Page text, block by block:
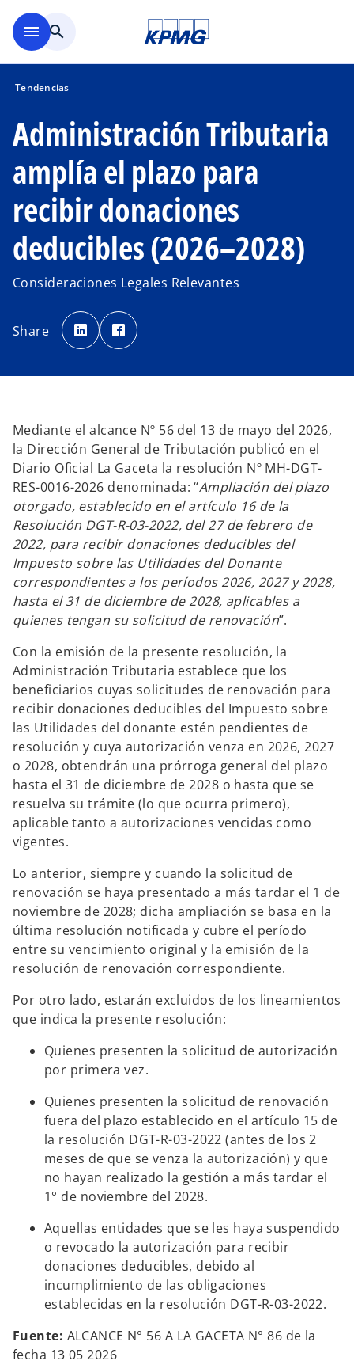
menu search
Tendencias
Administración Tributaria
amplía el plazo para
recibir donaciones
deducibles (2026–2028)
Consideraciones Legales Relevantes
Share e
a
b
e
s
t
a
ñ
a
n
u
e
v
a
e
a
e
s
t
a
ñ
a
n
u
e
v
a
Mediante el alcance Nº 56 del 13 de mayo del 2026,
la Dirección General de Tributación publicó en el
Diario Oficial La Gaceta la resolución Nº MH-DGT-
RES-0016-2026 denominada: “Ampliación del plazo
otorgado, establecido en el artículo 16 de la
Resolución DGT-R-03-2022, del 27 de febrero de
2022, para recibir donaciones deducibles del
Impuesto sobre las Utilidades del Donante
correspondientes a los períodos 2026, 2027 y 2028,
hasta el 31 de diciembre de 2028, aplicables a
quienes tengan su solicitud de renovación”.
Con la emisión de la presente resolución, la
Administración Tributaria establece que los
beneficiarios cuyas solicitudes de renovación para
recibir donaciones deducibles del Impuesto sobre
las Utilidades del donante estén pendientes de
resolución y cuya autorización venza en 2026, 2027
o 2028, obtendrán una prórroga general del plazo
hasta el 31 de diciembre de 2028 o hasta que se
resuelva su trámite (lo que ocurra primero),
aplicable tanto a autorizaciones vencidas como
vigentes.
Lo anterior, siempre y cuando la solicitud de
renovación se haya presentado a más tardar el 1 de
noviembre de 2028; dicha ampliación se basa en la
última resolución notificada y cubre el período
entre su vencimiento original y la emisión de la
resolución de renovación correspondiente.
Por otro lado, estarán excluidos de los lineamientos
que indica la presente resolución:
Quienes presenten la solicitud de autorización
por primera vez.
Quienes presenten la solicitud de renovación
fuera del plazo establecido en el artículo 15 de
la resolución DGT-R-03-2022 (antes de los 2
meses de que se venza la autorización) y que
no hayan realizado la gestión a más tardar el
1° de noviembre del 2028.
Aquellas entidades que se les haya suspendido
o revocado la autorización para recibir
donaciones deducibles, debido al
incumplimiento de las obligaciones
establecidas en la resolución DGT-R-03-2022.
Fuente: ALCANCE N° 56 A LA GACETA N° 86 de la
fecha 13 05 2026